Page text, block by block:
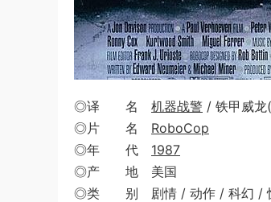
◎译 名 机器战警 / 铁甲威
◎片 名 RoboCop
◎年 代 1987
◎产 地 美国
◎类 别 剧情 / 动作 / 科幻 /